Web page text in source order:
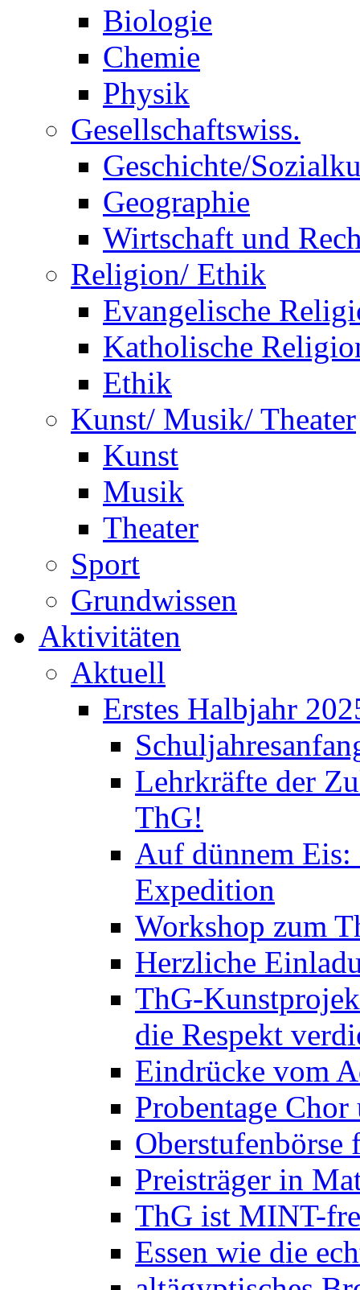
Biologie
Chemie
Physik
Gesellschaftswiss.
Geschichte/
Geographie
Wirtschaft und
Religion/ Ethik
Evangelische
Katholische
Ethik
Kunst/ Musik/ Theater
Kunst
Musik
Theater
Sport
Grundwissen
Aktivitäten
Aktuell
Erstes Halbjahr
Lehrkräfte der
ThG!
Auf dünnem
Expedition
Workshop zum
Herzliche
ThG-
die Respekt
Eindrücke vom
Probentage
Preisträger in
ThG ist MINT-
Essen wie die